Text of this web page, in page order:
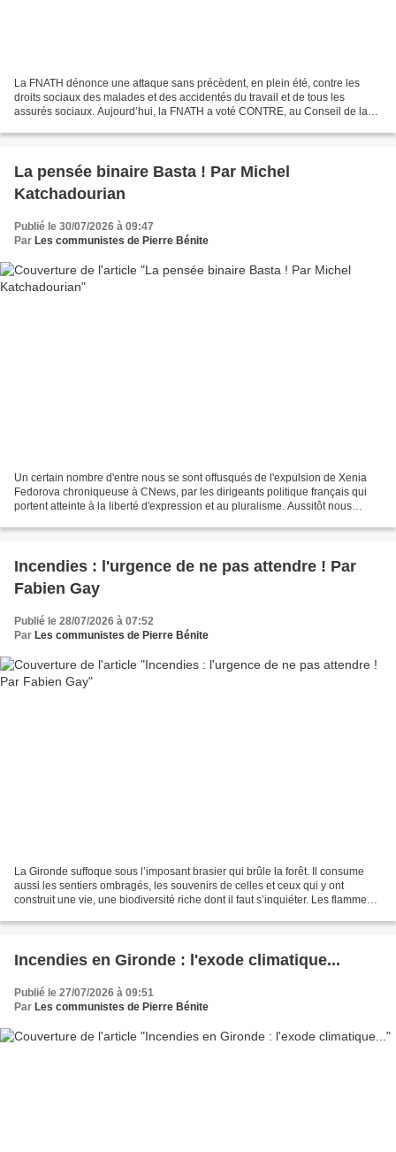
La FNATH dénonce une attaque sans précèdent, en plein été, contre les
droits sociaux des malades et des accidentés du travail et de tous les
assurés sociaux. Aujourd’hui, la FNATH a voté CONTRE, au Conseil de la
La pensée binaire Basta ! Par Michel
Katchadourian
Publié le 30/07/2026 à 09:47
Par Les communistes de Pierre Bénite
Un certain nombre d'entre nous se sont offusqués de l'expulsion de Xenia
Fedorova chroniqueuse à CNews, par les dirigeants politique français qui
portent atteinte à la liberté d'expression et au pluralisme. Aussitôt nous
Incendies : l'urgence de ne pas attendre ! Par
Fabien Gay
Publié le 28/07/2026 à 07:52
Par Les communistes de Pierre Bénite
La Gironde suffoque sous l’imposant brasier qui brûle la forêt. Il consume
aussi les sentiers ombragés, les souvenirs de celles et ceux qui y ont
construit une vie, une biodiversité riche dont il faut s’inquiéter. Les flammes
Incendies en Gironde : l'exode climatique...
Publié le 27/07/2026 à 09:51
Par Les communistes de Pierre Bénite